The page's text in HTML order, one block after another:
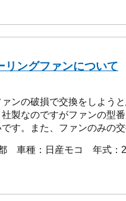
リングファンについて
ンの破損で交換をしよう
製なのですがファンの型
す。また、ファンのみの
車種：日産モコ 年式：